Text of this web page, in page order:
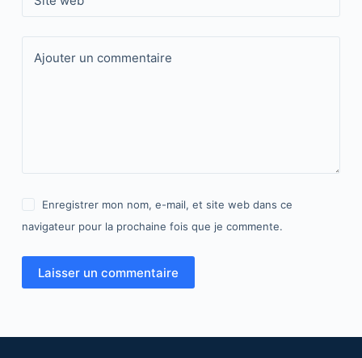
Ajouter un commentaire
Enregistrer mon nom, e-mail, et site web dans ce
navigateur pour la prochaine fois que je commente.
Laisser un commentaire